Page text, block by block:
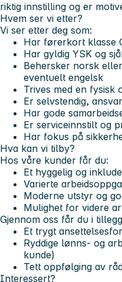
riktig innstilling og er
Hvem ser vi etter?
Vi ser etter deg som:
Har førerkort klasse
Har gyldig YSK og
Behersker norsk
eventuelt engelsk
Trives med en fysisk
Er selvstendig,
Har gode
Er serviceinnstilt og
Har fokus på
Hva kan vi tilby?
Hos våre kunder får du:
Et hyggelig og
Varierte
Moderne utstyr og
Mulighet for videre
Gjennom oss får du i
Et trygt
Ryddige lønns- og
kunde)
Tett oppfølging av
Interessert?